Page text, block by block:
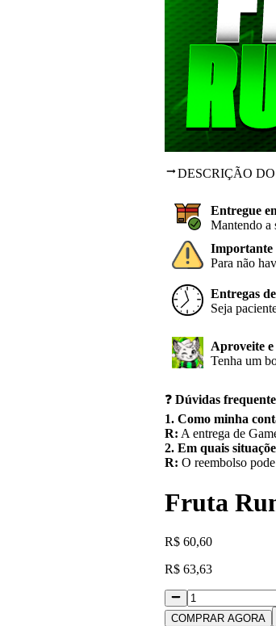
DESCRIÇÃO
Entregue
Mantendo a
Importante
Para não
Entregas
Seja
Aproveite
Tenha um
❓ Dúvidas
1. Como minha
R: A entrega de
2. Em quais
R: O reembolso
Fruta
R$ 60,60
R$ 63,63
COMPRAR AGORA